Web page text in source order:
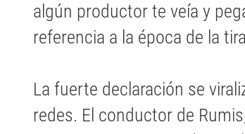
algún productor te veía y
referencia a la época de la
La fuerte declaración se
redes. El conductor de